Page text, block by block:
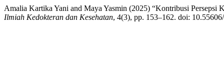
Amalia Kartika Yani and Maya Yasmin (2025) “Kontribusi Persepsi
Ilmiah Kedokteran dan Kesehatan, 4(3), pp. 153–162. doi: